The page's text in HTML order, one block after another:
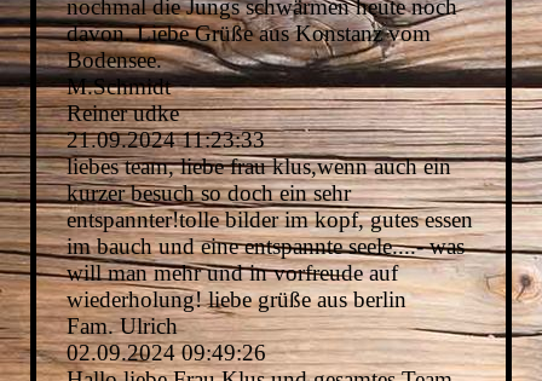
nochmal die Jungs schwärmen heute noch
davon. Liebe Grüße aus Konstanz vom
Bodensee.
M.Schmidt
Reiner udke
21.09.2024 11:23:33
liebes team, liebe frau klus,wenn auch ein
kurzer besuch so doch ein sehr
entspannter!tolle bilder im kopf, gutes essen
im bauch und eine entspannte seele....- was
will man mehr und in vorfreude auf
wiederholung! liebe grüße aus berlin
Fam. Ulrich
02.09.2024 09:49:26